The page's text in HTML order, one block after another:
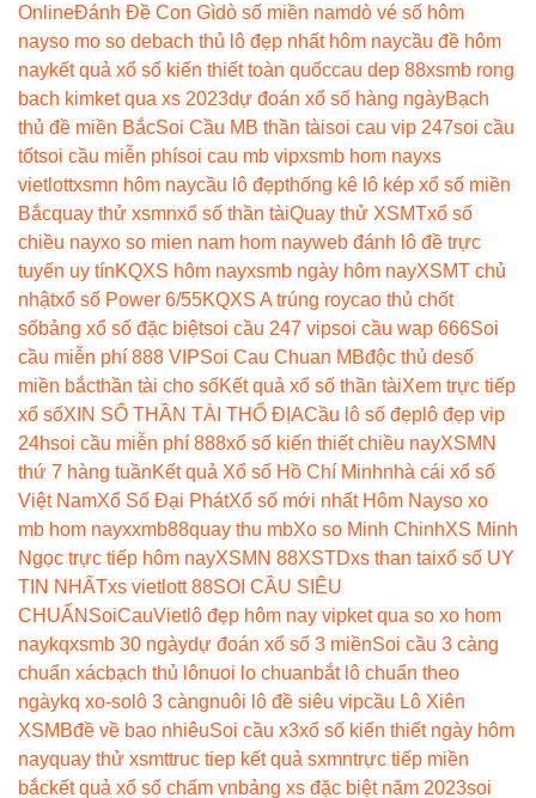
OnlineĐánh Đề Con Gìdò số miền namdò vé số hôm
nayso mo so debach thủ lô đẹp nhất hôm naycầu đề hôm
naykết quả xổ số kiến thiết toàn quốccau dep 88xsmb rong
bach kimket qua xs 2023dự đoán xổ số hàng ngàyBạch
thủ đề miền BắcSoi Cầu MB thần tàisoi cau vip 247soi cầu
tốtsoi cầu miễn phísoi cau mb vipxsmb hom nayxs
vietlottxsmn hôm naycầu lô đẹpthống kê lô kép xổ số miền
Bắcquay thử xsmnxổ số thần tàiQuay thử XSMTxổ số
chiều nayxo so mien nam hom nayweb đánh lô đề trực
tuyến uy tínKQXS hôm nayxsmb ngày hôm nayXSMT chủ
nhậtxổ số Power 6/55KQXS A trúng roycao thủ chốt
sốbảng xổ số đặc biệtsoi cầu 247 vipsoi cầu wap 666Soi
cầu miễn phí 888 VIPSoi Cau Chuan MBđộc thủ desố
miền bắcthần tài cho sốKết quả xổ số thần tàiXem trực tiếp
xổ sốXIN SỐ THẦN TÀI THỔ ĐỊACầu lô số đẹp lô đẹp vip
24hsoi cầu miễn phí 888xổ số kiến thiết chiều nayXSMN
thứ 7 hàng tuầnKết quả Xổ số Hồ Chí Minhnhà cái xổ số
Việt NamXổ Số Đại PhátXổ số mới nhất Hôm Nayso xo
mb hom nayxxmb88quay thu mbXo so Minh ChinhXS Minh
Ngọc trực tiếp hôm nayXSMN 88XSTDxs than taixổ số UY
TIN NHẤTxs vietlott 88SOI CẦU SIÊU
CHUẨN SoiCauVietlô đẹp hôm nay vipket qua so xo hom
naykqxsmb 30 ngàydự đoán xổ số 3 miềnSoi cầu 3 càng
chuẩn xácbạch thủ lônuoi lo chuanbắt lô chuẩn theo
ngàykq xo-so lô 3 càngnuôi lô đề siêu vipcầu Lô Xiên
XSMBđề về bao nhiêuSoi cầu x3xổ số kiến thiết ngày hôm
nayquay thử xsmttruc tiep kết quả sxmntrực tiếp miền
bắckết quả xổ số chấm vnbảng xs đặc biệt năm 2023soi